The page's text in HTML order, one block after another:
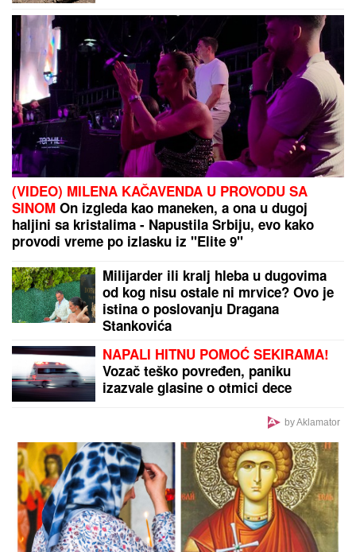
(VIDEO) MILENA KAČAVENDA U PROVODU SA
SINOM On izgleda kao maneken, a ona u dugoj
haljini sa kristalima - Napustila Srbiju, evo kako
provodi vreme po izlasku iz "Elite 9"
Milijarder ili kralj hleba u dugovima
od kog nisu ostale ni mrvice? Ovo je
istina o poslovanju Dragana
Stankovića
NAPALI HITNU POMOĆ SEKIRAMA!
Vozač teško povređen, paniku
izazvale glasine o otmici dece
by Aklamator